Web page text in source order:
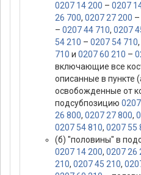
0207 14 200 – 0207
26 700, 0207 27 200 –
– 0207 44 710, 0207
54 210 – 0207 54 710,
710 и 0207 60 210 –
включающие все
описанные в пункте
освобожденные от
подсубпозицию
26 800, 0207 27 800,
0207 54 810, 0207 55
(б) "половины" в
0207 14 200, 0207 26
210, 0207 45 210,